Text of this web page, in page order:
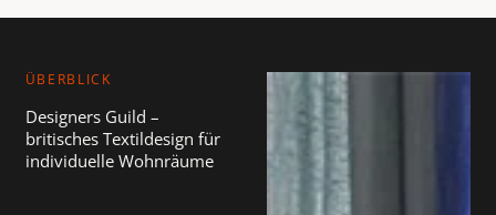
ÜBERBLICK
Designers Guild –
britisches Textildesign für
individuelle Wohnräume